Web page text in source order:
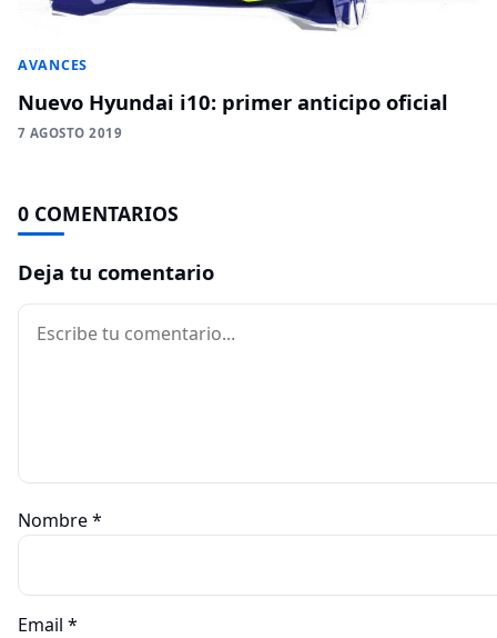
AVANCES
Nuevo Hyundai i10: primer anticipo oficial
7 AGOSTO 2019
0 COMENTARIOS
Deja tu comentario
Comentario
Nombre*
Email *